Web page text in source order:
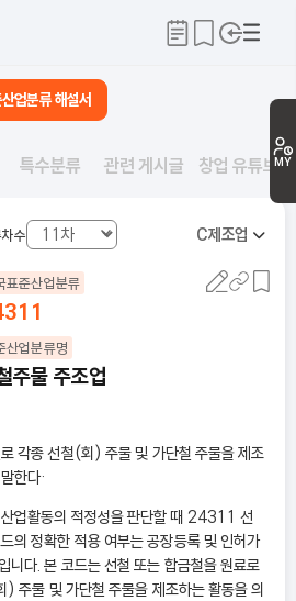
MY
업분류 해설서
특수분류 관련 게시글 창업 유튜브
수 C제조업
표준산업분류
산업분류명
주물 주조업
각종 선철(회) 주물 및 가단철 주물을 제조
한다·
업활동의 적정성을 판단할 때 24311 선
의 정확한 적용 여부는 공장등록 및 인허가
니다. 본 코드는 선철 또는 합금철을 원료로
) 주물 및 가단철 주물을 제조하는 활동을 의